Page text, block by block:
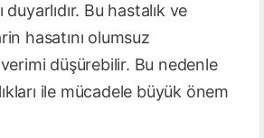
duyarlıdır. Bu hastalık ve
hasatını olumsuz
düşürebilir. Bu nedenle
ile mücadele büyük önem